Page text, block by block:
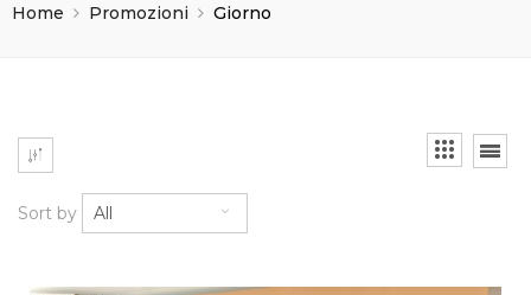
Home Promozioni Giorno
Sort by All